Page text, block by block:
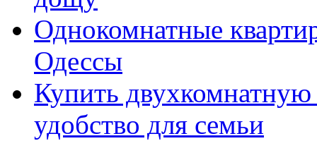
Однокомнатные
Одессы
Купить
удобство для семьи